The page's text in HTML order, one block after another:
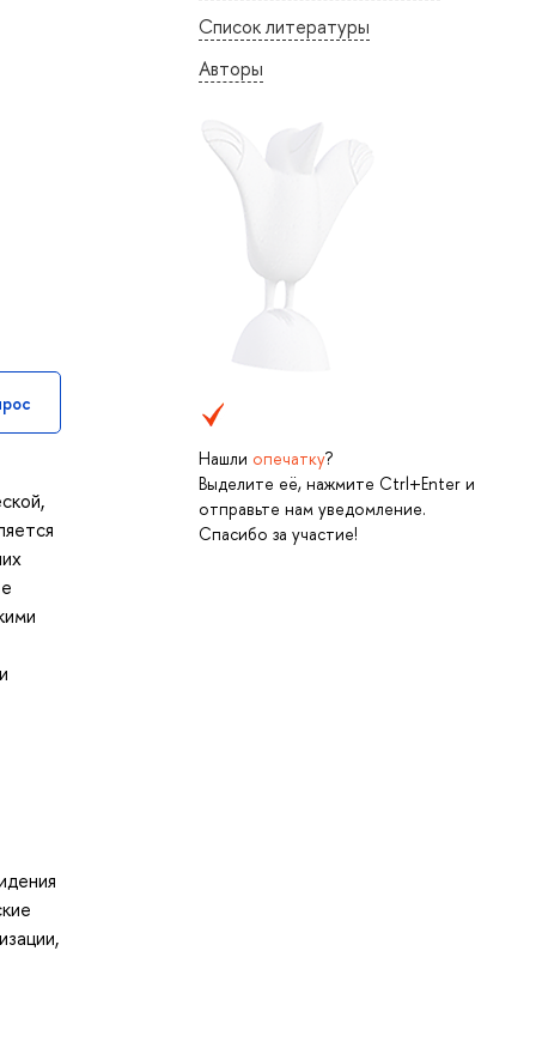
Список литературы
Авторы
Нашли опечатку?
Выделите её, нажмите Ctrl+Enter и
отправьте нам уведомление.
Спасибо за участие!